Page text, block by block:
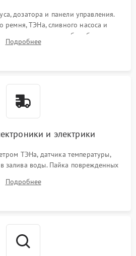
дозатора и панели управления.
ремня, ТЭНа, сливного насоса и
подшипников барабана и
а манжеты люка на разрывы.
Подробнее
и электрики
ТЭНа, датчика температуры,
залива воды. Пайка поврежденных
проводки и контактов.
Подробнее